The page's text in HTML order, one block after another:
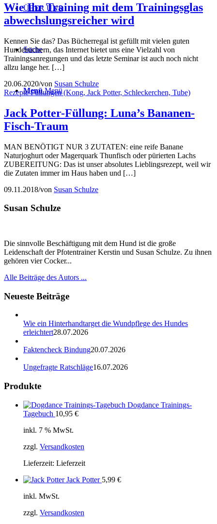
ÜBER UNS
Suche
Menü Menü
Wie Ihr Training mit dem Trainingsglas
abwechslungsreicher wird
Kennen Sie das? Das Bücherregal ist gefüllt mit vielen guten
Hundebüchern, das Internet bietet uns eine Vielzahl von
Trainingsanregungen und das letzte Seminar ist auch noch nicht
allzu lange her. […]
20.06.2020/von Susan Schulze
Rezepte Füllungen (Kong, Jack Potter, Schleckerchen, Tube)
Jack Potter-Füllung: Luna’s Bananen-
Fisch-Traum
MAN BENÖTIGT NUR 3 ZUTATEN: eine reife Banane
Naturjoghurt oder Magerquark Thunfisch oder pürierten Lachs
ZUBEREITUNG: Das ist unser absolutes Lieblingsrezept, weil wir
die Zutaten immer im Haus haben und […]
09.11.2018/von Susan Schulze
Susan Schulze
Die sinnvolle Beschäftigung mit dem Hund ist die große
Leidenschaft der Pfotentrainer Kerstin und Susan Schulze. Zu ihnen
gehören vier Cocker...
Alle Beiträge des Autors ...
Neueste Beiträge
Wie ein Hinterhandtarget die Wundpflege des Hundes
erleichtert28.07.2026
Faktencheck Bindung20.07.2026
Ungefragte Ratschläge16.07.2026
Produkte
Dogdance Trainings-
Tagebuch 10,95 €
inkl. 7 % MwSt.
zzgl. Versandkosten
Lieferzeit: Lieferzeit
Jack Potter 5,99 €
inkl. MwSt.
zzgl. Versandkosten